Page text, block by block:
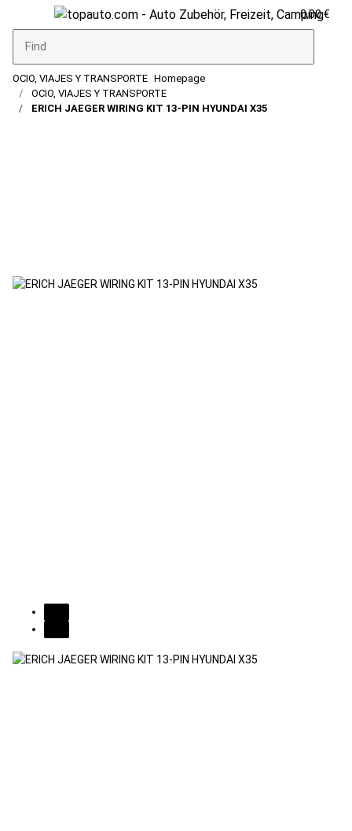
0,00 €
OCIO, VIAJES Y TRANSPORTE Homepage
OCIO, VIAJES Y TRANSPORTE
ERICH JAEGER WIRING KIT 13-PIN HYUNDAI X35